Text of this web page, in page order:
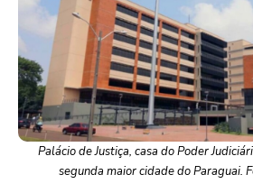
Palácio de Justiça, casa do Poder
segunda maior cidade do Paraguai.